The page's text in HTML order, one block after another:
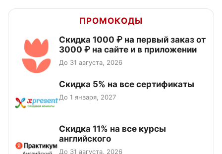
ПРОМОКОДЫ
Скидка 1000 ₽ на первый заказ от
3000 ₽ на сайте и в приложении
До 31 августа, 2026
Скидка 5% на все сертификаты
До 1 января, 2027
Скидка 11% на все курсы
английского
До 31 августа, 2026